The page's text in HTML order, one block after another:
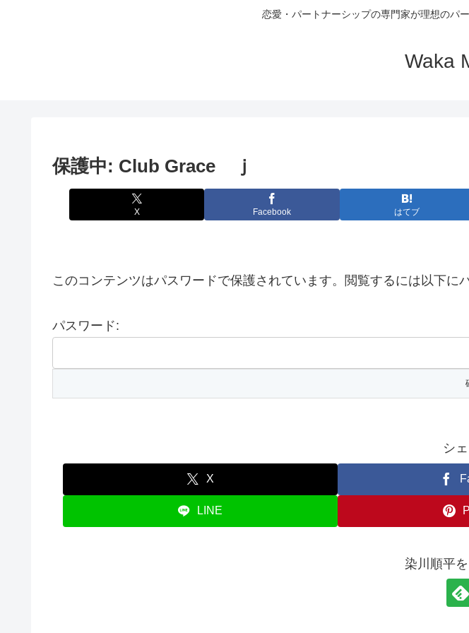
恋愛・パートナーシップの専門家が理想のパ
Waka
保護中: Club Grace ｊ
X Facebook はてブ
このコンテンツはパスワードで保護されています。閲覧するには以下に
パスワード:
シ
X
LINE
染川順平